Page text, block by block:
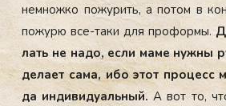
нем­ножко по­журить, а по­том в
по­журю все-та­ки для про­фор­мы.
лать не на­до, ес­ли ма­ме нуж­ны
де­ла­ет са­ма, ибо этот про­цесс
да ин­ди­виду­аль­ный.А вот то,